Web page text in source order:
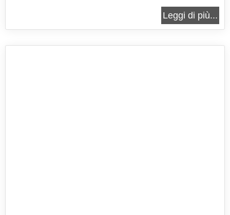
o come antipasto. Perfette servite con le classiche
salsine che perfettamente accompagnano i fritti,
Leggi di più...